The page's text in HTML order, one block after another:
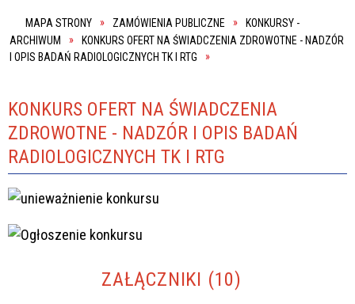
MAPA STRONY ZAMÓWIENIA PUBLICZNE
KONKURSY -
ARCHIWUM
KONKURS OFERT NA ŚWIADCZENIA ZDROWOTNE - NADZÓR
I OPIS BADAŃ RADIOLOGICZNYCH TK I RTG
KONKURS OFERT NA ŚWIADCZENIA
ZDROWOTNE - NADZÓR I OPIS BADAŃ
RADIOLOGICZNYCH TK I RTG
ZAŁĄCZNIKI (10)